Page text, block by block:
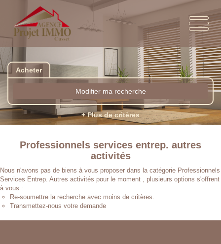
Acheter
Modifier ma recherche
+ Plus de critères
Professionnels services entrep. autres
activités
Nous n'avons pas de biens à vous proposer dans la catégorie Professionnels
Services Entrep. Autres activités pour le moment , plusieurs options s'offrent
à vous :
Re-soumettre la recherche avec moins de critères.
Transmettez-nous votre demande